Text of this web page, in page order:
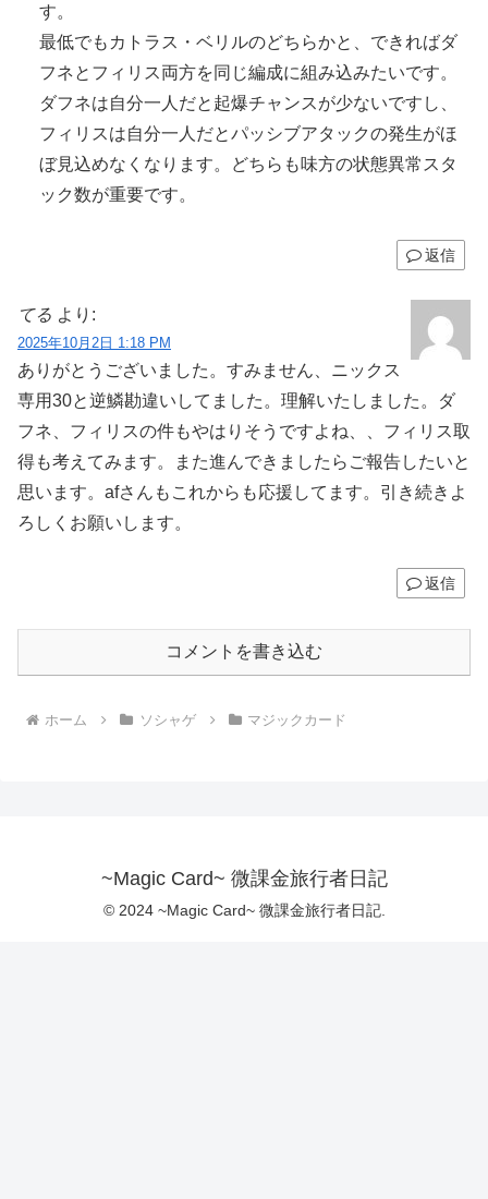
す。
最低でもカトラス・ベリルのどちらかと、できればダ
フネとフィリス両方を同じ編成に組み込みたいです。
ダフネは自分一人だと起爆チャンスが少ないですし、
フィリスは自分一人だとパッシブアタックの発生がほ
ぼ見込めなくなります。どちらも味方の状態異常スタ
ック数が重要です。
返信
てる より:
2025年10月2日 1:18 PM
ありがとうございました。すみません、ニックス
専用30と逆鱗勘違いしてました。理解いたしました。ダ
フネ、フィリスの件もやはりそうですよね、、フィリス取
得も考えてみます。また進んできましたらご報告したいと
思います。afさんもこれからも応援してます。引き続きよ
ろしくお願いします。
返信
コメントを書き込む
ホーム ソシャゲ マジックカード
~Magic Card~ 微課金旅行者日記
© 2024 ~Magic Card~ 微課金旅行者日記.